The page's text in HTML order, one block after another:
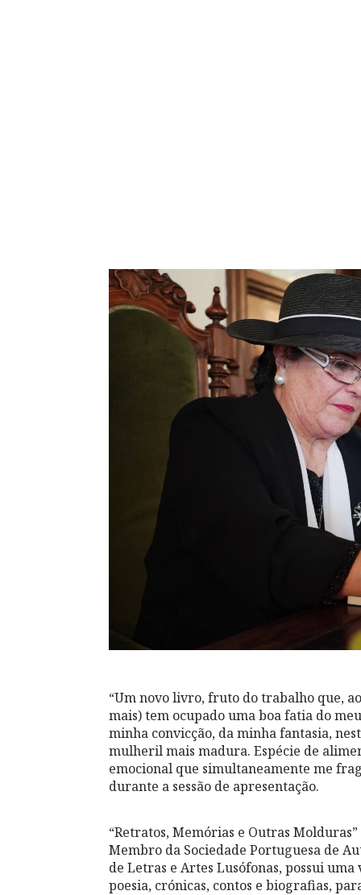
“Um novo livro, fruto do trabalho que,
mais) tem ocupado uma boa fatia do
minha convicção, da minha fantasia,
mulheril mais madura. Espécie de
emocional que simultaneamente me
durante a sessão de apresentação.
“Retratos, Memórias e Outras
Membro da Sociedade Portuguesa de
de Letras e Artes Lusófonas, possui
poesia, crónicas, contos e biografias,